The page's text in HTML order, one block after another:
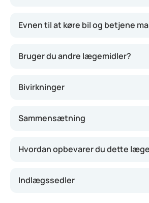
Evnen til at køre bil og betjene
Bruger du andre lægemidler?
Bivirkninger
Sammensætning
Hvordan opbevarer du dette
Indlægssedler